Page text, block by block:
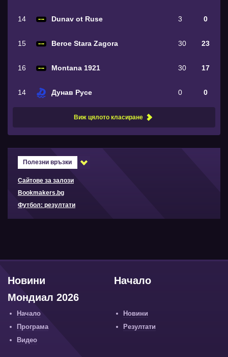
14 Dunav ot Ruse 3 0
15 Beroe Stara Zagora 30 23
16 Montana 1921 30 17
14 Дунав Русе 0 0
Виж цялото класиране
Полезни връзки
Сайтове за залози
Bookmakers.bg
Футбол: резултати
Начало
Новини
Мондиал 2026
Начало
Новини
Програма
Резултати
Видео